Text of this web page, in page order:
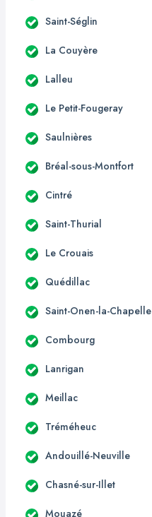
Saint-Séglin
La Couyère
Lalleu
Le Petit-Fougeray
Saulnières
Bréal-sous-Montfort
Cintré
Saint-Thurial
Le Crouais
Quédillac
Saint-Onen-la-Chapelle
Combourg
Lanrigan
Meillac
Tréméheuc
Andouillé-Neuville
Chasné-sur-Illet
Mouazé